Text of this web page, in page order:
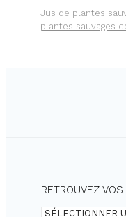
DES
Catégories
Jus de plantes
plantes sauvages
RETROUVEZ
Retrouvez